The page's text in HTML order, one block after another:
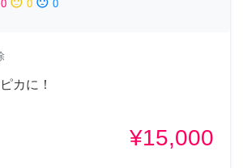
0 0 0
カに！
¥15,000